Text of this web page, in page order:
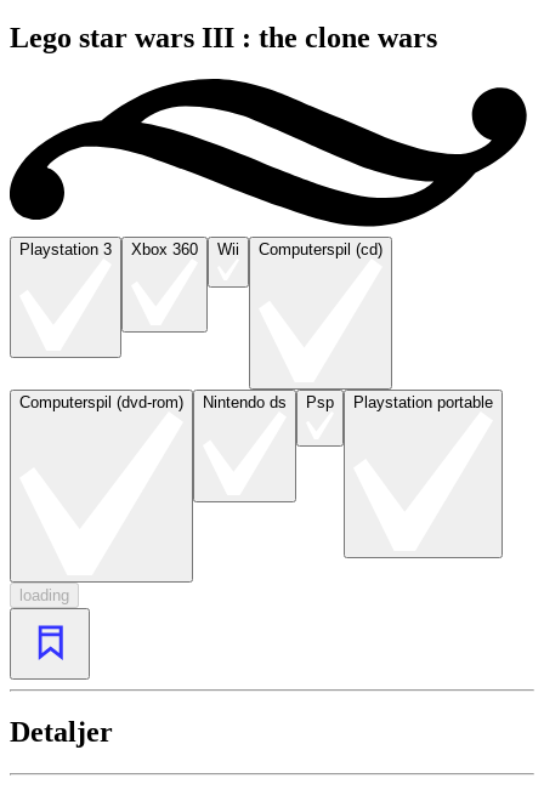
Lego star wars III : the clone wars
Playstation 3 Xbox 360 Wii Computerspil (cd)
Computerspil (dvd-rom) Nintendo ds Psp Playstation portable
loading
Detaljer